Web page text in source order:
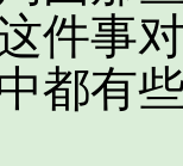
件事
都有